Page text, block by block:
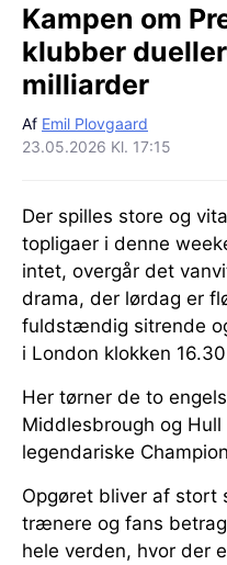
Kampen om
klubber
milliarder
Af Emil Plovgaard
23.05.2026 Kl. 17:15
Der spilles store og
topligaer i denne
intet, overgår det
drama, der lørdag er
fuldstændig sitrende
i London klokken
Her tørner de to
Middlesbrough og
legendariske
Opgøret bliver af stort
trænere og fans
hele verden, hvor der